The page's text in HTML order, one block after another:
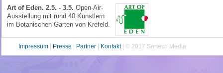
Art of Eden. 2.5. - 3.5. Open-Air-
Aus­stellung mit rund 40 Künstlern
im Bota­nischen Garten von Krefeld.
Impressum Presse Partner Kontakt| © 2017 Sartech Media